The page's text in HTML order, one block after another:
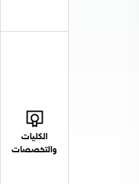
الكليات
والتخصصات